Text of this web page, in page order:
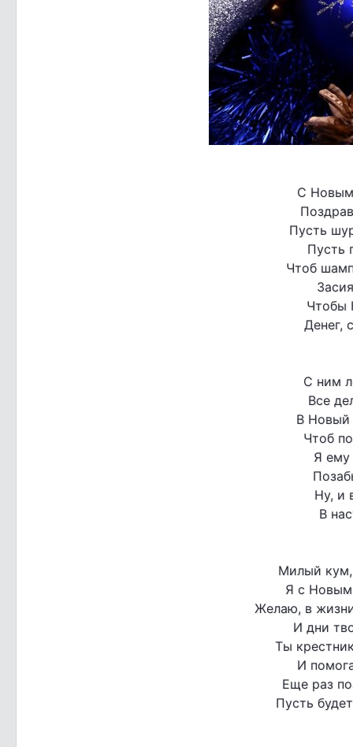
С
Пусть
Пусть
Чтоб
Чтобы
Денег,
С ним
Все
В Новый
Чтоб
Я ему
Ну, и
В
Милый кум,
Я с Новым
Желаю, в
И дни
Ты
И
Еще раз
Пусть